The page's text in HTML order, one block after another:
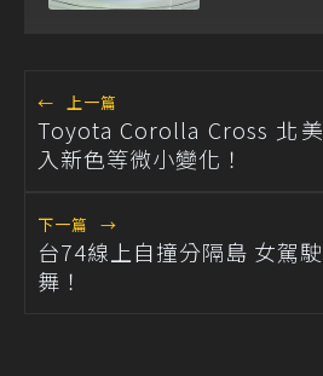
← 上一篇
Toyota Corolla Cross 北
入新色等微小變化！
下一篇 →
台74線上自撞分隔島 女駕
舞！